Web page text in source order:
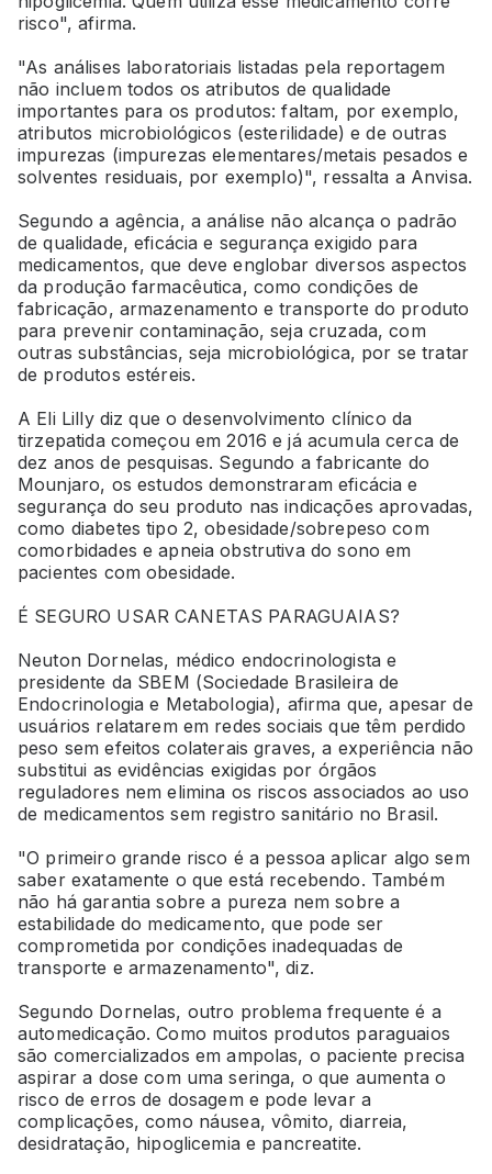
risco", afirma.
"As análises laboratoriais listadas pela reportagem
não incluem todos os atributos de qualidade
importantes para os produtos: faltam, por exemplo,
atributos microbiológicos (esterilidade) e de outras
impurezas (impurezas elementares/metais pesados e
solventes residuais, por exemplo)", ressalta a Anvisa.
Segundo a agência, a análise não alcança o padrão
de qualidade, eficácia e segurança exigido para
medicamentos, que deve englobar diversos aspectos
da produção farmacêutica, como condições de
fabricação, armazenamento e transporte do produto
para prevenir contaminação, seja cruzada, com
outras substâncias, seja microbiológica, por se tratar
de produtos estéreis.
A Eli Lilly diz que o desenvolvimento clínico da
tirzepatida começou em 2016 e já acumula cerca de
dez anos de pesquisas. Segundo a fabricante do
Mounjaro, os estudos demonstraram eficácia e
segurança do seu produto nas indicações aprovadas,
como diabetes tipo 2, obesidade/sobrepeso com
comorbidades e apneia obstrutiva do sono em
pacientes com obesidade.
É SEGURO USAR CANETAS PARAGUAIAS?
Neuton Dornelas, médico endocrinologista e
presidente da SBEM (Sociedade Brasileira de
Endocrinologia e Metabologia), afirma que, apesar de
usuários relatarem em redes sociais que têm perdido
peso sem efeitos colaterais graves, a experiência não
substitui as evidências exigidas por órgãos
reguladores nem elimina os riscos associados ao uso
de medicamentos sem registro sanitário no Brasil.
"O primeiro grande risco é a pessoa aplicar algo sem
saber exatamente o que está recebendo. Também
não há garantia sobre a pureza nem sobre a
estabilidade do medicamento, que pode ser
comprometida por condições inadequadas de
transporte e armazenamento", diz.
Segundo Dornelas, outro problema frequente é a
automedicação. Como muitos produtos paraguaios
são comercializados em ampolas, o paciente precisa
aspirar a dose com uma seringa, o que aumenta o
risco de erros de dosagem e pode levar a
complicações, como náusea, vômito, diarreia,
desidratação, hipoglicemia e pancreatite.